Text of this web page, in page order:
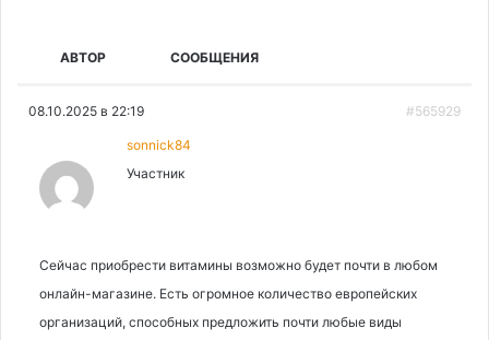
АВТОР СООБЩЕНИЯ
08.10.2025 в 22:19 #565929
sonnick84
Участник
Сейчас приобрести витамины возможно будет почти в любом
онлайн-магазине. Есть огромное количество европейских
организаций, способных предложить почти любые виды